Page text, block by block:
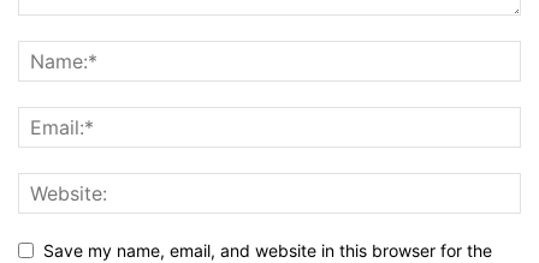
Save my name, email, and website in this browser for the